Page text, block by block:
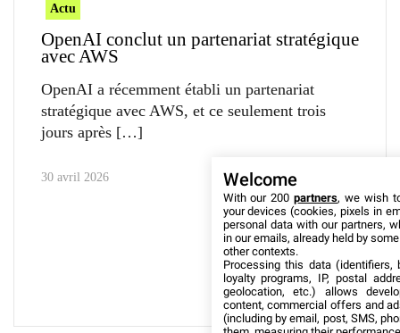
Actu
OpenAI conclut un partenariat stratégique
avec AWS
OpenAI a récemment établi un partenariat
stratégique avec AWS, et ce seulement trois
jours après
30 avril 2026 Welcome
With our 200partners, we wish
your devices (cookies, pixels in
personal data with our partners,
in our emails, already held by
other contexts.
Processing this data (identifiers,
loyalty programs, IP, postal
geolocation, etc.) allows
content, commercial offers and
(including by email, post, SMS,